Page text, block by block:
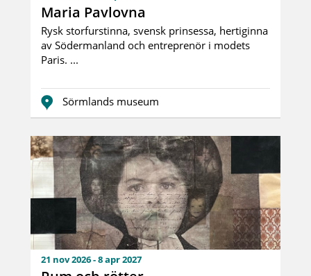
Maria Pavlovna
Rysk storfurstinna, svensk prinsessa, hertiginna
av Södermanland och entreprenör i modets
Paris. ...
Sörmlands museum
21 nov 2026 - 8 apr 2027